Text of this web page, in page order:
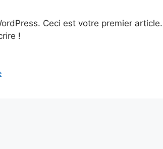
Ceci est votre premier
!